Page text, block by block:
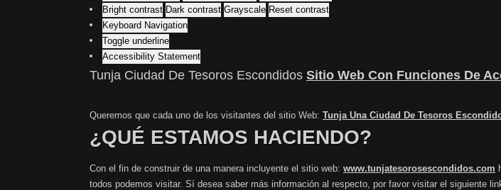
Bright contrast Dark contrast Grayscale Reset contrast
Keyboard Navigation
Toggle underline
Accessibility Statement
Tunja Ciudad De Tesoros Escondidos Sitio Web Con Funciones De
Queremos que cada uno de los visitantes del sitio Web: Tunja Una Ciudad De Tesoros
¿QUÉ ESTAMOS HACIENDO?
Con el fin de construir de una manera incluyente el sitio web: www.tunjatesorosescondidos.com
todos podemos visitar. Sí desea saber más información al respecto, por favor visitar el siguiente